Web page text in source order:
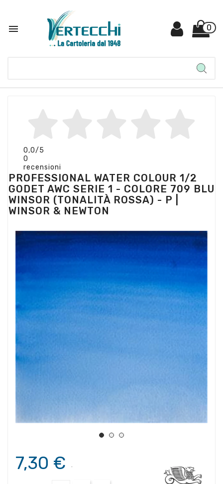
 0
0,0/5
0
recensioni
PROFESSIONAL WATER COLOUR 1/2
GODET AWC SERIE 1 - COLORE 709 BLU
WINSOR (TONALITÀ ROSSA) - P |
WINSOR & NEWTON
7,30 € .